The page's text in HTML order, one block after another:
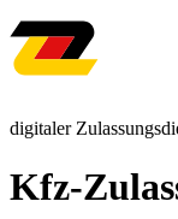
digitaler
Kfz-